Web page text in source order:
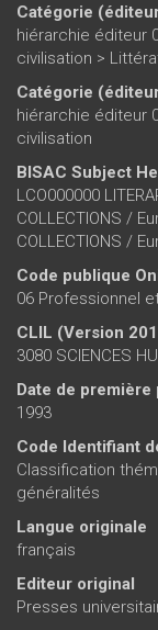
Catégorie
hiérarchie éditeur
civilisation >
Catégorie
hiérarchie éditeur
civilisation
BISAC Subject
LCO000000
COLLECTIONS /
COLLECTIONS /
Code publique
06 Professionnel
CLIL (Version
3080 SCIENCES
Date de
1993
Code Identifiant
Classification
généralités
Langue originale
français
Editeur original
Presses